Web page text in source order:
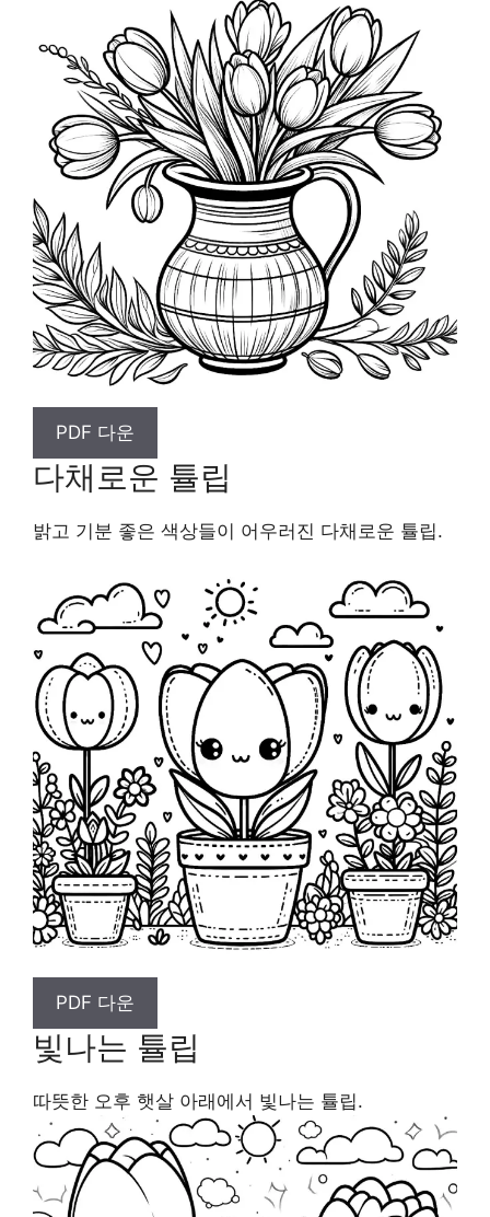
PDF 다운
다채로운 튤립
밝고 기분 좋은 색상들이 어우러진 다채로운 튤립.
PDF 다운
빛나는 튤립
따뜻한 오후 햇살 아래에서 빛나는 튤립.